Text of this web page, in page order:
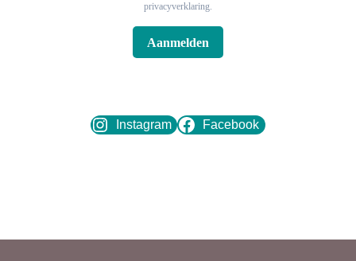
privacyverklaring.
Aanmelden
Instagram Facebook